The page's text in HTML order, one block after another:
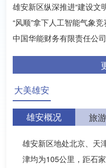
“风顺”拿下人工智能气象
大美雄安
雄安概况 旅
雄安新区地处北京、天
津均为105公里，距石